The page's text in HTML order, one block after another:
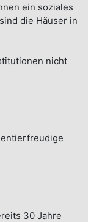
ein soziales
die Häuser in
nicht
30 Jahre